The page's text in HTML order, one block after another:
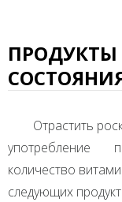
Отрастить
употребление
количество
следующих